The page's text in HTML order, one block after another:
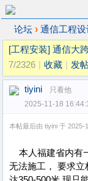
论坛 › 通信工程
[工程安装] 通信大
7/2326
收藏 发
tiyini
只看他
2025-11-18
本帖最后由 tiyini 于 2025-
本人福建省内有
无法施工， 要求立